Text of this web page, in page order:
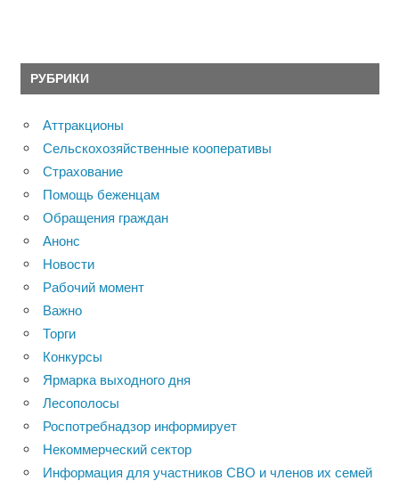
РУБРИКИ
Аттракционы
Сельскохозяйственные кооперативы
Страхование
Помощь беженцам
Обращения граждан
Анонс
Новости
Рабочий момент
Важно
Торги
Конкурсы
Ярмарка выходного дня
Лесополосы
Роспотребнадзор информирует
Некоммерческий сектор
Информация для участников СВО и членов их семей